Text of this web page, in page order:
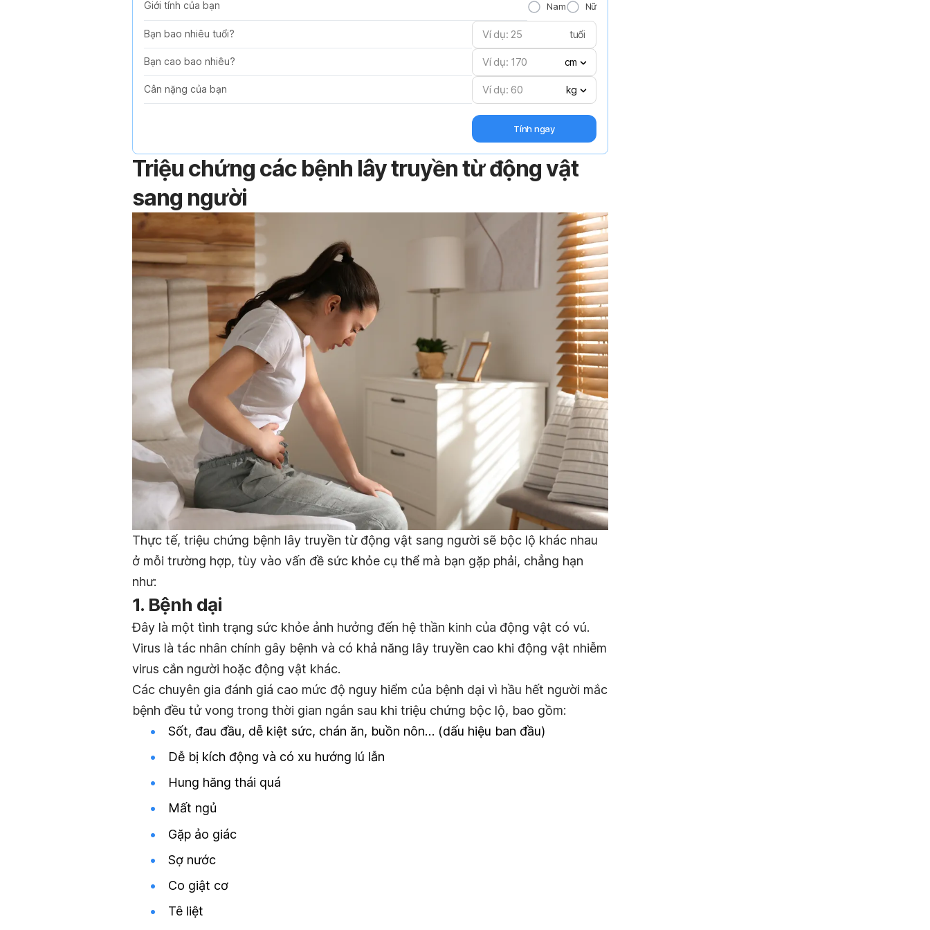
Giới tính của bạn Nam Nữ
Bạn bao nhiêu tuổi? tuổi
Bạn cao bao nhiêu? cm
Cân nặng của bạn kg
Tính ngay
Triệu chứng các bệnh lây truyền từ động vật
sang người
Thực tế, triệu chứng bệnh lây truyền từ động vật sang người sẽ bộc lộ khác nhau
ở mỗi trường hợp, tùy vào vấn đề sức khỏe cụ thể mà bạn gặp phải, chẳng hạn
như:
1. Bệnh dại
Đây là một tình trạng sức khỏe ảnh hưởng đến hệ thần kinh của động vật có vú.
Virus là tác nhân chính gây bệnh và có khả năng lây truyền cao khi động vật nhiễm
virus cắn người hoặc động vật khác.
Các chuyên gia đánh giá cao mức độ nguy hiểm của bệnh dại vì hầu hết người mắc
bệnh đều tử vong trong thời gian ngắn sau khi triệu chứng bộc lộ, bao gồm:
Sốt, đau đầu, dễ kiệt sức, chán ăn, buồn nôn… (dấu hiệu ban đầu)
Dễ bị kích động và có xu hướng lú lẫn
Hung hăng thái quá
Mất ngủ
Gặp ảo giác
Sợ nước
Co giật cơ
Tê liệt